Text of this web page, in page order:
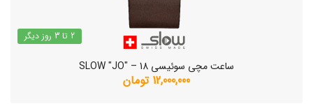
2 تا 3 روز دیگر
ساعت مچی سوئیسی SLOW "JO" – 18
12,000,000 تومان